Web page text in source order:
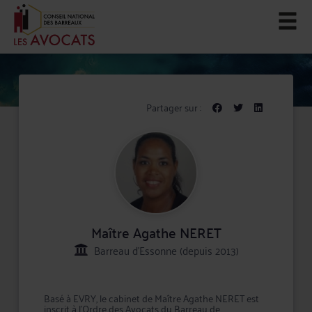
Partager sur :
Maître Agathe NERET
Barreau d'Essonne (depuis 2013)
Basé à EVRY, le cabinet de Maître Agathe NERET est
inscrit à l'Ordre des Avocats du Barreau de